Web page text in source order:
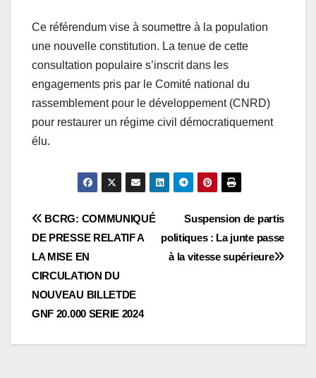
Ce référendum vise à soumettre à la population
une nouvelle constitution. La tenue de cette
consultation populaire s’inscrit dans les
engagements pris par le Comité national du
rassemblement pour le développement (CNRD)
pour restaurer un régime civil démocratiquement
élu.
Navigation
de
l’article
Suspension de partis
politiques : La junte passe
à la vitesse supérieure
BCRG: COMMUNIQUÉ
DE PRESSE RELATIF A
LA MISE EN
CIRCULATION DU
NOUVEAU BILLETDE
GNF 20.000 SERIE 2024